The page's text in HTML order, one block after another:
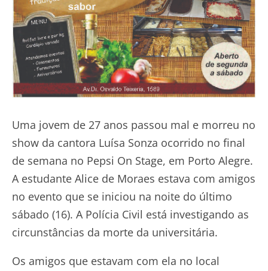
Uma jovem de 27 anos passou mal e morreu no
show da cantora Luísa Sonza ocorrido no final
de semana no Pepsi On Stage, em Porto Alegre.
A estudante Alice de Moraes estava com amigos
no evento que se iniciou na noite do último
sábado (16). A Polícia Civil está investigando as
circunstâncias da morte da universitária.
Os amigos que estavam com ela no local